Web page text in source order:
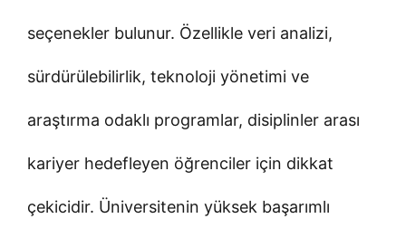
seçenekler bulunur. Özellikle veri analizi,
sürdürülebilirlik, teknoloji yönetimi ve
araştırma odaklı programlar, disiplinler arası
kariyer hedefleyen öğrenciler için dikkat
çekicidir. Üniversitenin yüksek başarımlı